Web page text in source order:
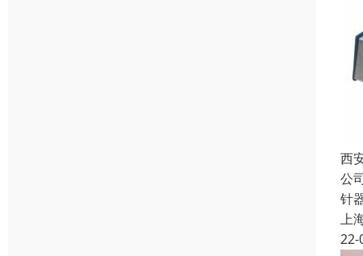
西
公
针
上
22-